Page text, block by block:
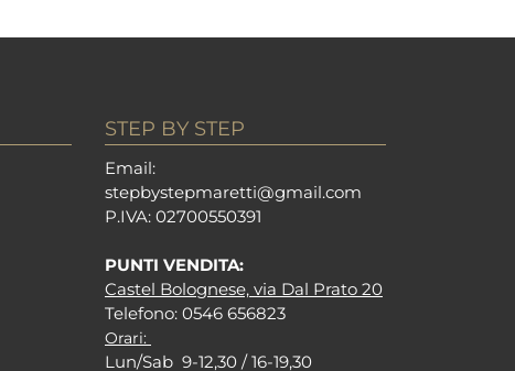
STEP BY STEP
Email:
stepbystepmaretti@gmail.com
P.IVA: 02700550391
PUNTI VENDITA:
Castel Bolognese, via Dal Prato 20
Telefono: 0546 656823
Orari:
Lun/Sab 9-12,30 / 16-19,30